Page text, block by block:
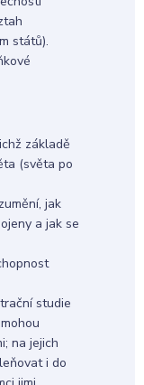
států).
základě
(světa po
jak
a jak se
studie
na jejich
i do